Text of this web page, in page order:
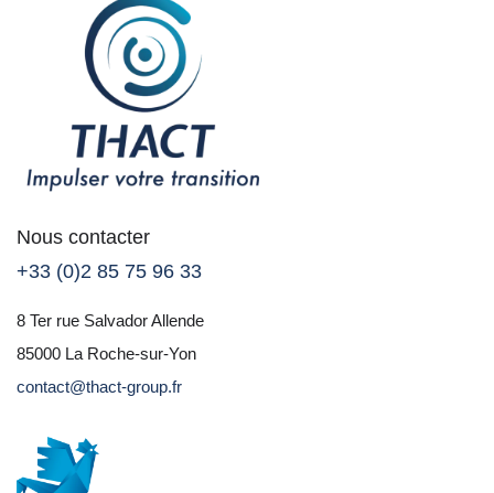
Nous contacter
+33 (0)2 85 75 96 33
8 Ter rue Salvador Allende
85000 La Roche-sur-Yon
contact@thact-group.fr